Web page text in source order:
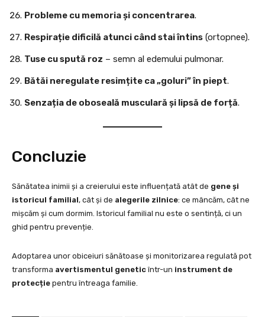
Probleme cu memoria și concentrarea.
Respirație dificilă atunci când stai întins (ortopnee).
Tuse cu spută roz – semn al edemului pulmonar.
Bătăi neregulate resimțite ca „goluri” în piept.
Senzația de oboseală musculară și lipsă de forță.
Concluzie
Sănătatea inimii și a creierului este influențată atât de gene și
istoricul familial, cât și de alegerile zilnice: ce mâncăm, cât ne
mișcăm și cum dormim. Istoricul familial nu este o sentință, ci un
ghid pentru prevenție.
Adoptarea unor obiceiuri sănătoase și monitorizarea regulată pot
transforma avertismentul geneticîntr-un instrument de
protecție pentru întreaga familie.